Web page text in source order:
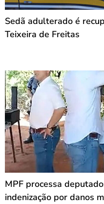
Sedã adulterado é
Teixeira de Freitas
MPF processa
indenização por danos